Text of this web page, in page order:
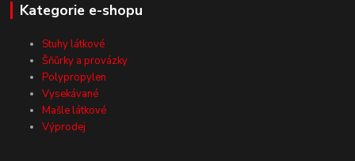
Kategorie e-shopu
Stuhy látkové
Šňůrky a provázky
Polypropylen
Vysekávané
Mašle látkové
Výprodej